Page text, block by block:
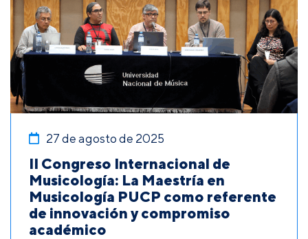
27 de agosto de 2025
II Congreso Internacional de
Musicología: La Maestría en
Musicología PUCP como referente
de innovación y compromiso
académico